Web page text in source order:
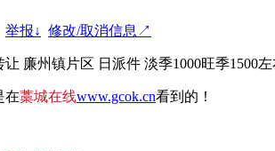
举报↓ 修改/取消信息↗
廉州镇片区 日派件 淡季1000旺季1500
在藁城在线www.gcok.cn看到的！